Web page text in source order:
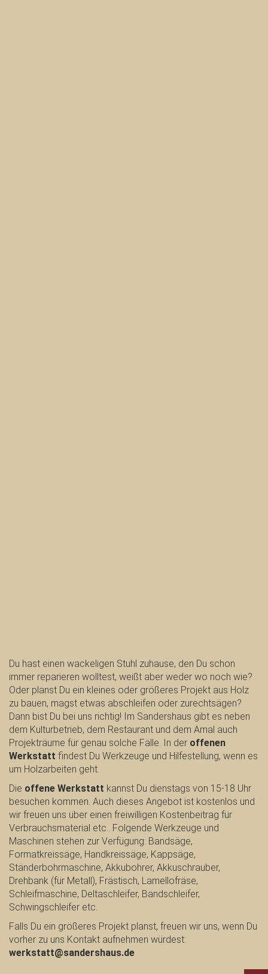
Du hast einen wackeligen Stuhl zuhause, den Du schon
immer reparieren wolltest, weißt aber weder wo noch wie?
Oder planst Du ein kleines oder größeres Projekt aus Holz
zu bauen, magst etwas abschleifen oder zurechtsägen?
Dann bist Du bei uns richtig! Im Sandershaus gibt es neben
dem Kulturbetrieb, dem Restaurant und dem Amal auch
Projekträume für genau solche Fälle. In der offenen
Werkstatt findest Du Werkzeuge und Hilfestellung, wenn es
um Holzarbeiten geht.
Die offene Werkstatt kannst Du dienstags von 15-18 Uhr
besuchen kommen. Auch dieses Angebot ist kostenlos und
wir freuen uns über einen freiwilligen Kostenbeitrag für
Verbrauchsmaterial etc.. Folgende Werkzeuge und
Maschinen stehen zur Verfügung: Bandsäge,
Formatkreissäge, Handkreissäge, Kappsäge,
Ständerbohrmaschine, Akkubohrer, Akkuschrauber,
Drehbank (für Metall), Frästisch, Lamellofräse,
Schleifmaschine, Deltaschleifer, Bandschleifer,
Schwingschleifer etc.
Falls Du ein größeres Projekt planst, freuen wir uns, wenn Du
vorher zu uns Kontakt aufnehmen würdest:
werkstatt@sandershaus.de